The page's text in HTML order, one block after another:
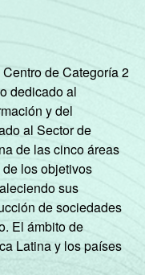
de Categoría 2
dedicado al
y del
al Sector de
de las cinco áreas
los objetivos
sus
de sociedades
El ámbito de
Latina y los países